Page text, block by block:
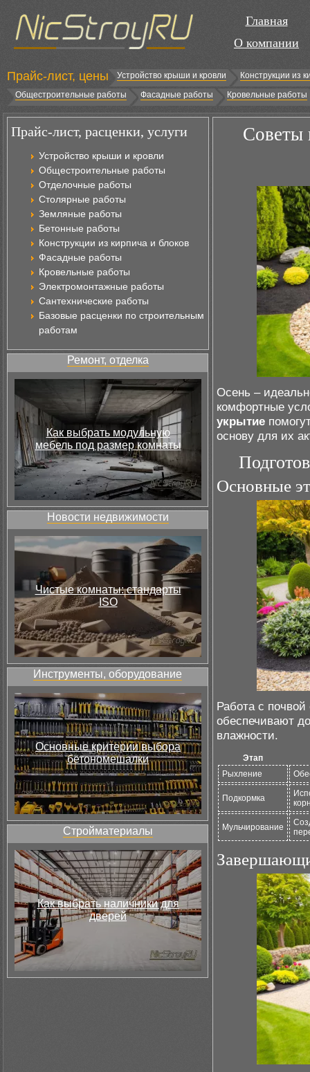
Главная
О компании
Прайс-лист, цены Устройство крыши и кровли
Конструкции из
Общестроительные работы
Фасадные работы Кровельные работы
Прайс-лист, расценки, услуги
Устройство крыши и кровли
Общестроительные работы
Отделочные работы
Столярные работы
Земляные работы
Бетонные работы
Конструкции из кирпича и блоков
Фасадные работы
Кровельные работы
Электромонтажные работы
Сантехнические работы
Базовые расценки по строительным
работам
Ремонт, отделка
Как выбрать модульную
мебель под размер комнаты
Новости недвижимости
Чистые комнаты: стандарты
ISO
Инструменты, оборудование
Основные критерии выбора
бетономешалки
Стройматериалы
Как выбрать наличники для
дверей
Советы
Осень –
комфортные
укрытие
основу для их
Основные
Работа с
обеспечивают
влажности.
Этап
Рыхление
Подкормка
Мульчирование